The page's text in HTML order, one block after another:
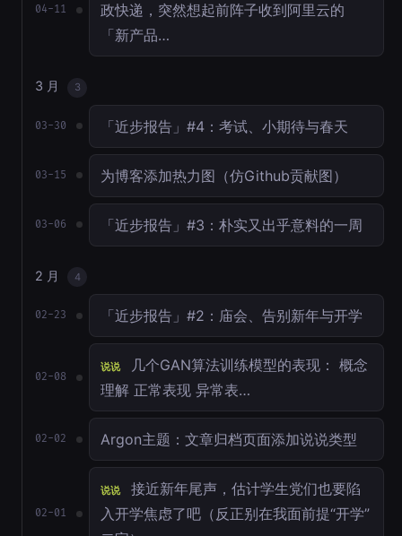
04-11
政快递，突然想起前阵子收到阿里云的
「新产品…
3 月 3
03-30 「近步报告」#4：考试、小期待与春天
03-15 为博客添加热力图（仿Github贡献图）
03-06 「近步报告」#3：朴实又出乎意料的一周
2 月 4
02-23 「近步报告」#2：庙会、告别新年与开学
02-08
说说
几个GAN算法训练模型的表现： 概念
理解 正常表现 异常表…
02-02 Argon主题：文章归档页面添加说说类型
02-01
说说
接近新年尾声，估计学生党们也要陷
入开学焦虑了吧（反正别在我面前提“开学”